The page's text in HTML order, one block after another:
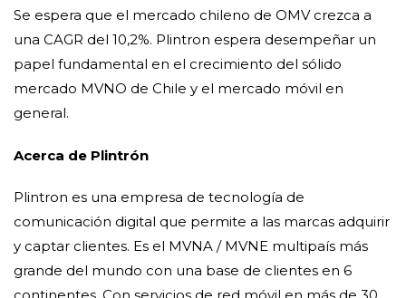
Se espera que el mercado chileno de OMV crezca a
una CAGR del 10,2%. Plintron espera desempeñar un
papel fundamental en el crecimiento del sólido
mercado MVNO de Chile y el mercado móvil en
general.
Acerca de Plintrón
Plintron es una empresa de tecnología de
comunicación digital que permite a las marcas adquirir
y captar clientes. Es el MVNA / MVNE multipaís más
grande del mundo con una base de clientes en 6